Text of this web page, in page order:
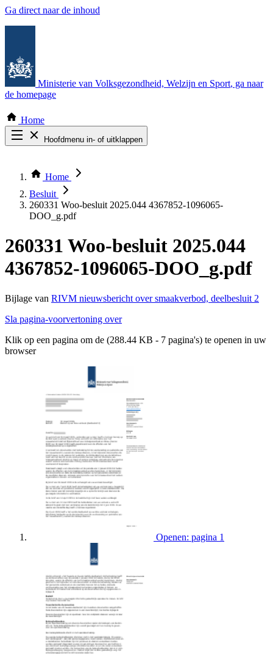
Ga direct naar de inhoud
Ministerie van Volksgezondheid, Welzijn en Sport, ga naar
de homepage
Home
Hoofdmenu in- of uitklappen
Thema COVID-19
Bekijk per bestuursorgaan
Home
Besluit
260331 Woo-besluit 2025.044 4367852-1096065-
DOO_g.pdf
260331 Woo-besluit 2025.044
4367852-1096065-DOO_g.pdf
Bijlage van RIVM nieuwsbericht over smaakverbod, deelbesluit 2
Sla pagina-voorvertoning over
Klik op een pagina om de (288.44 KB - 7 pagina's) te openen in uw
browser
Openen: pagina 1